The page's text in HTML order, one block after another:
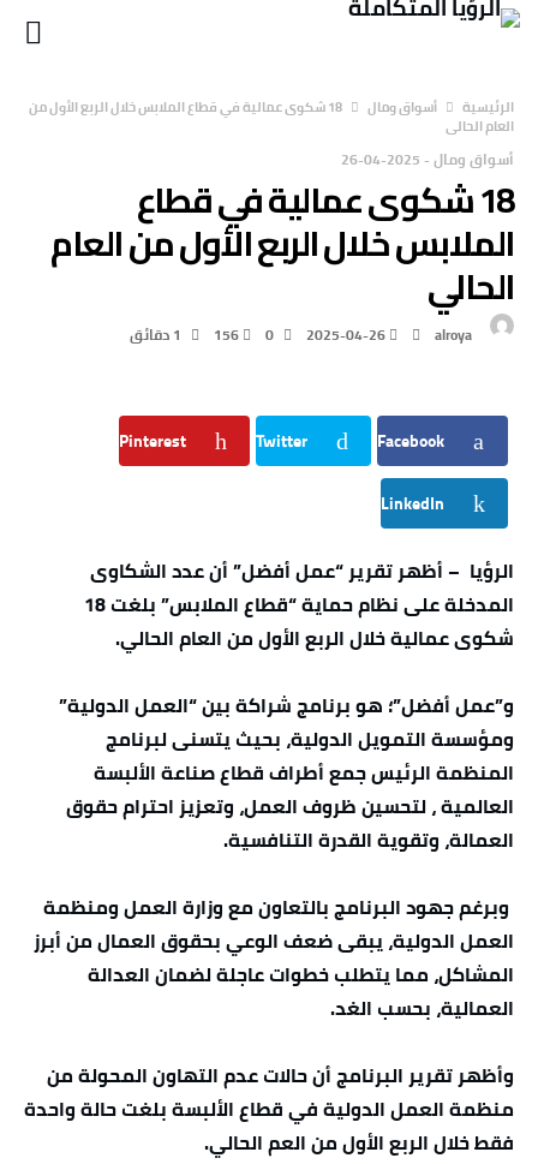
‫الرئيسية‬ أسواق ومال
18 شكوى عمالية في قطاع الملابس خلال الربع الأول من
العام الحالي
أسواق ومال-
2025-04-26
18 شكوى عمالية في قطاع
الملابس خلال الربع الأول من العام
الحالي
alroya
2025-04-26
156 1 ‫دقائق‬
Facebook
Twitter
Pinterest
LinkedIn
الرؤيا – أظهر تقرير “عمل أفضل” أن عدد الشكاوى
المدخلة على نظام حماية “قطاع الملابس” بلغت 18
شكوى عمالية خلال الربع الأول من العام الحالي.
و”عمل أفضل”؛ هو برنامج شراكة بين “العمل الدولية”
ومؤسسة التمويل الدولية، بحيث يتسنى لبرنامج
المنظمة الرئيس جمع أطراف قطاع صناعة الألبسة
العالمية ، لتحسين ظروف العمل، وتعزيز احترام حقوق
العمالة، وتقوية القدرة التنافسية.
وبرغم جهود البرنامج بالتعاون مع وزارة العمل ومنظمة
العمل الدولية، يبقى ضعف الوعي بحقوق العمال من أبرز
المشاكل، مما يتطلب خطوات عاجلة لضمان العدالة
العمالية، بحسب الغد.
وأظهر تقرير البرنامج أن حالات عدم التهاون المحولة من
منظمة العمل الدولية في قطاع الألبسة بلغت حالة واحدة
فقط خلال الربع الأول من العم الحالي.